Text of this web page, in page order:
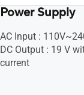
Power Supply
AC Input :
DC Output : 19 V
current